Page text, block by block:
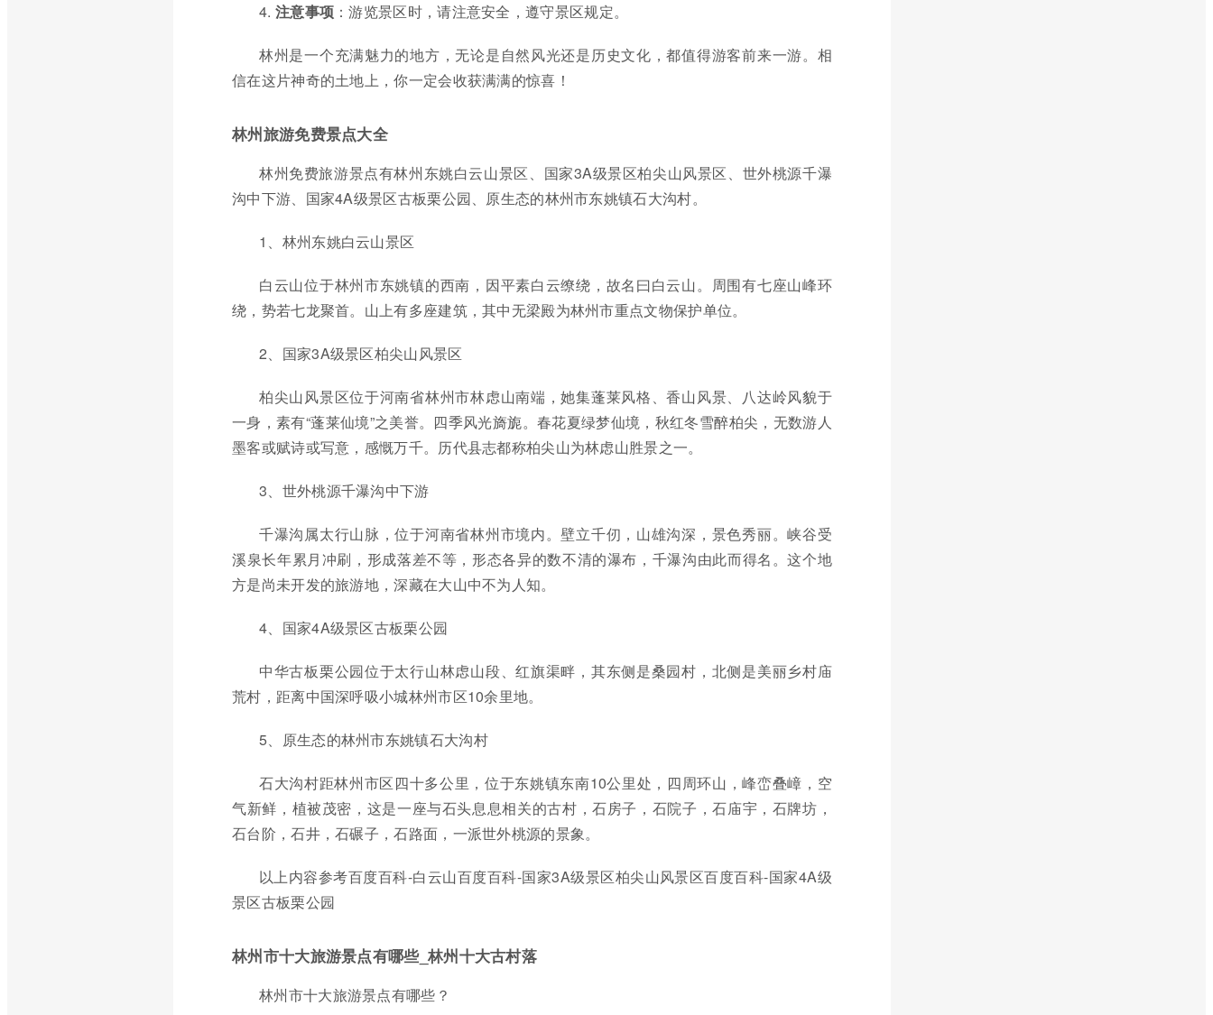
4. 注意事项 ：游览景区时，请注意安全，遵守景区规定。
林州是一个充满魅力的地方，无论是自然风光还是历史文化，都值得游客前来一游。相
信在这片神奇的土地上，你一定会收获满满的惊喜！
林州旅游免费景点大全
林州免费旅游景点有林州东姚白云山景区、国家3A级景区柏尖山风景区、世外桃源千瀑
沟中下游、国家4A级景区古板栗公园、原生态的林州市东姚镇石大沟村。
1、林州东姚白云山景区
白云山位于林州市东姚镇的西南，因平素白云缭绕，故名曰白云山。周围有七座山峰环
绕，势若七龙聚首。山上有多座建筑，其中无梁殿为林州市重点文物保护单位。
2、国家3A级景区柏尖山风景区
柏尖山风景区位于河南省林州市林虑山南端，她集蓬莱风格、香山风景、八达岭风貌于
一身，素有“蓬莱仙境”之美誉。四季风光旖旎。春花夏绿梦仙境，秋红冬雪醉柏尖，无数游人
墨客或赋诗或写意，感慨万千。历代县志都称柏尖山为林虑山胜景之一。
3、世外桃源千瀑沟中下游
千瀑沟属太行山脉，位于河南省林州市境内。壁立千仞，山雄沟深，景色秀丽。峡谷受
溪泉长年累月冲刷，形成落差不等，形态各异的数不清的瀑布，千瀑沟由此而得名。这个地
方是尚未开发的旅游地，深藏在大山中不为人知。
4、国家4A级景区古板栗公园
中华古板栗公园位于太行山林虑山段、红旗渠畔，其东侧是桑园村，北侧是美丽乡村庙
荒村，距离中国深呼吸小城林州市区10余里地。
5、原生态的林州市东姚镇石大沟村
石大沟村距林州市区四十多公里，位于东姚镇东南10公里处，四周环山，峰峦叠嶂，空
气新鲜，植被茂密，这是一座与石头息息相关的古村，石房子，石院子，石庙宇，石牌坊，
石台阶，石井，石碾子，石路面，一派世外桃源的景象。
以上内容参考百度百科-白云山百度百科-国家3A级景区柏尖山风景区百度百科-国家4A级
景区古板栗公园
林州市十大旅游景点有哪些_林州十大古村落
林州市十大旅游景点有哪些？